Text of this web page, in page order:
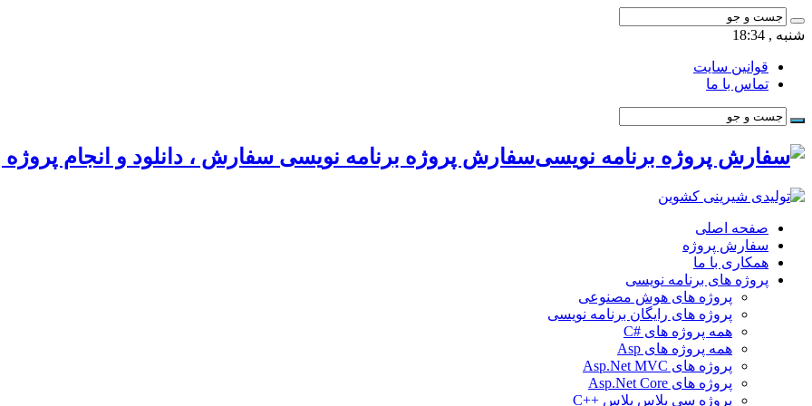
شنبه , 18:34
قوانین سایت
تماس با ما
سفارش پروژه برنامه نویسی سفارش ، دانلود و انجام پروژه
صفحه اصلی
سفارش پروژه
همکاری با ما
پروژه های برنامه نویسی
پروژه های هوش مصنوعی
پروژه های رایگان برنامه نویسی
همه پروژه های #C
همه پروژه های Asp
پروژه های Asp.Net MVC
پروژه های Asp.Net Core
پروژه سی پلاس پلاس ++C